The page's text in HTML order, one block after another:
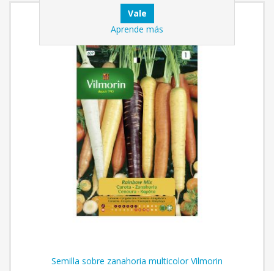
Semilla sobre zanahoria multicolor Vilmorin
Aprende más